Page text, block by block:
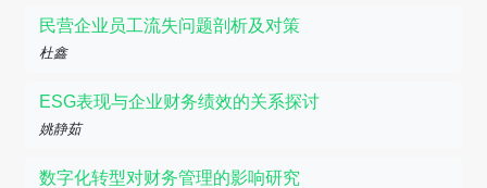
民营企业员工流失问题剖析及对策
杜鑫
ESG表现与企业财务绩效的关系探讨
姚静茹
数字化转型对财务管理的影响研究